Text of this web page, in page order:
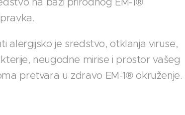
alergijsko je sredstvo, otklanja viruse,
neugodne mirise i prostor vašeg
pretvara u zdravo EM-1® okruženje.